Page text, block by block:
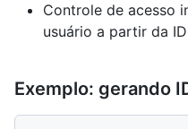
Controle de acesso
usuário a partir da
Exemplo: gerando